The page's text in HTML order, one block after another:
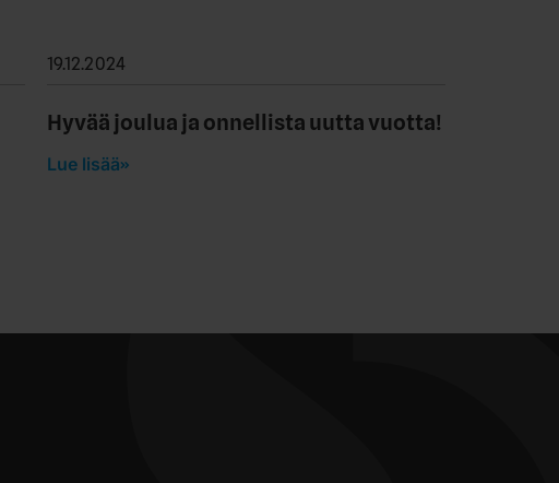
19.12.2024
Hyvää joulua ja onnellista uutta vuotta!
Lue lisää